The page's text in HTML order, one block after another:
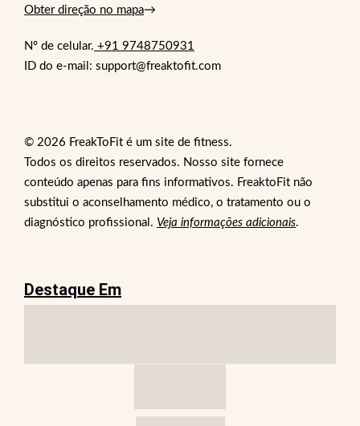
Obter direção no mapa→
Nº de celular. +91 9748750931
ID do e-mail: support@freaktofit.com
© 2026 FreakToFit é um site de fitness.
Todos os direitos reservados. Nosso site fornece
conteúdo apenas para fins informativos. FreaktoFit não
substitui o aconselhamento médico, o tratamento ou o
diagnóstico profissional. Veja informações adicionais.
Destaque Em